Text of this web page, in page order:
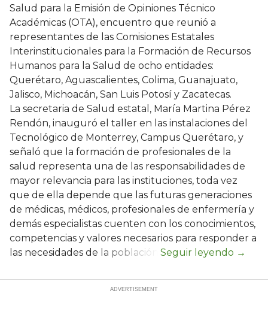
Salud para la Emisión de Opiniones Técnico
Académicas (OTA), encuentro que reunió a
representantes de las Comisiones Estatales
Interinstitucionales para la Formación de Recursos
Humanos para la Salud de ocho entidades:
Querétaro, Aguascalientes, Colima, Guanajuato,
Jalisco, Michoacán, San Luis Potosí y Zacatecas.
La secretaria de Salud estatal, María Martina Pérez
Rendón, inauguró el taller en las instalaciones del
Tecnológico de Monterrey, Campus Querétaro, y
señaló que la formación de profesionales de la
salud representa una de las responsabilidades de
mayor relevancia para las instituciones, toda vez
que de ella depende que las futuras generaciones
de médicas, médicos, profesionales de enfermería y
demás especialistas cuenten con los conocimientos,
competencias y valores necesarios para responder a
las necesidades de la población.